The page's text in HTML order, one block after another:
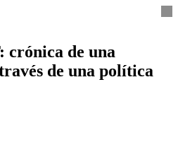
crónica de una
de una política